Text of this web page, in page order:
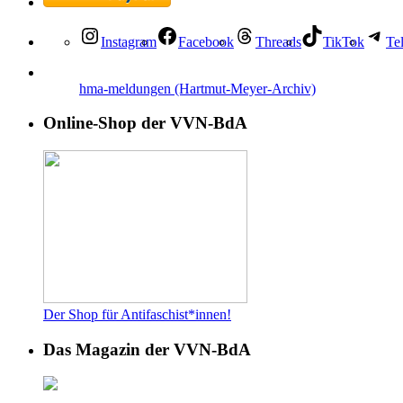
Instagram Facebook Threads TikTok
hma-meldungen (Hartmut-Meyer-Archiv)
Online-Shop der VVN-BdA
Der Shop für Antifaschist*innen!
Das Magazin der VVN-BdA